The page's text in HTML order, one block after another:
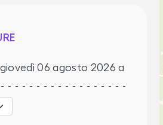
giovedì 06 agosto 2026 a